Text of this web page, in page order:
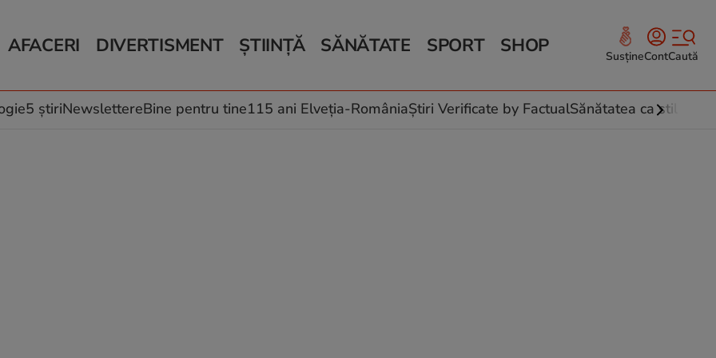
AFACERI
Auto
Locuri de muncă
DIVERTISMENT
Horoscop
Muzică și Filme
ȘTIINȚĂ
Schimbări climatice
SĂNĂTATE
Relații
Rețete culinare
SPORT SHOP SusțineContCaută
5 știriNewslettereBine pentru tine115 ani Elveția-RomâniaȘtiri Verificate by FactualSănătatea ca stil de